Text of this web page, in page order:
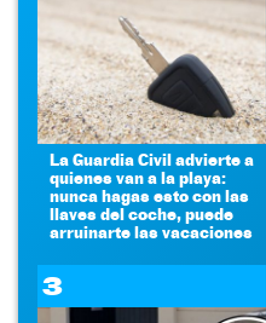
La Guardia Civil advierte a
quienes van a la playa:
nunca hagas esto con las
llaves del coche, puede
arruinarte las vacaciones
3